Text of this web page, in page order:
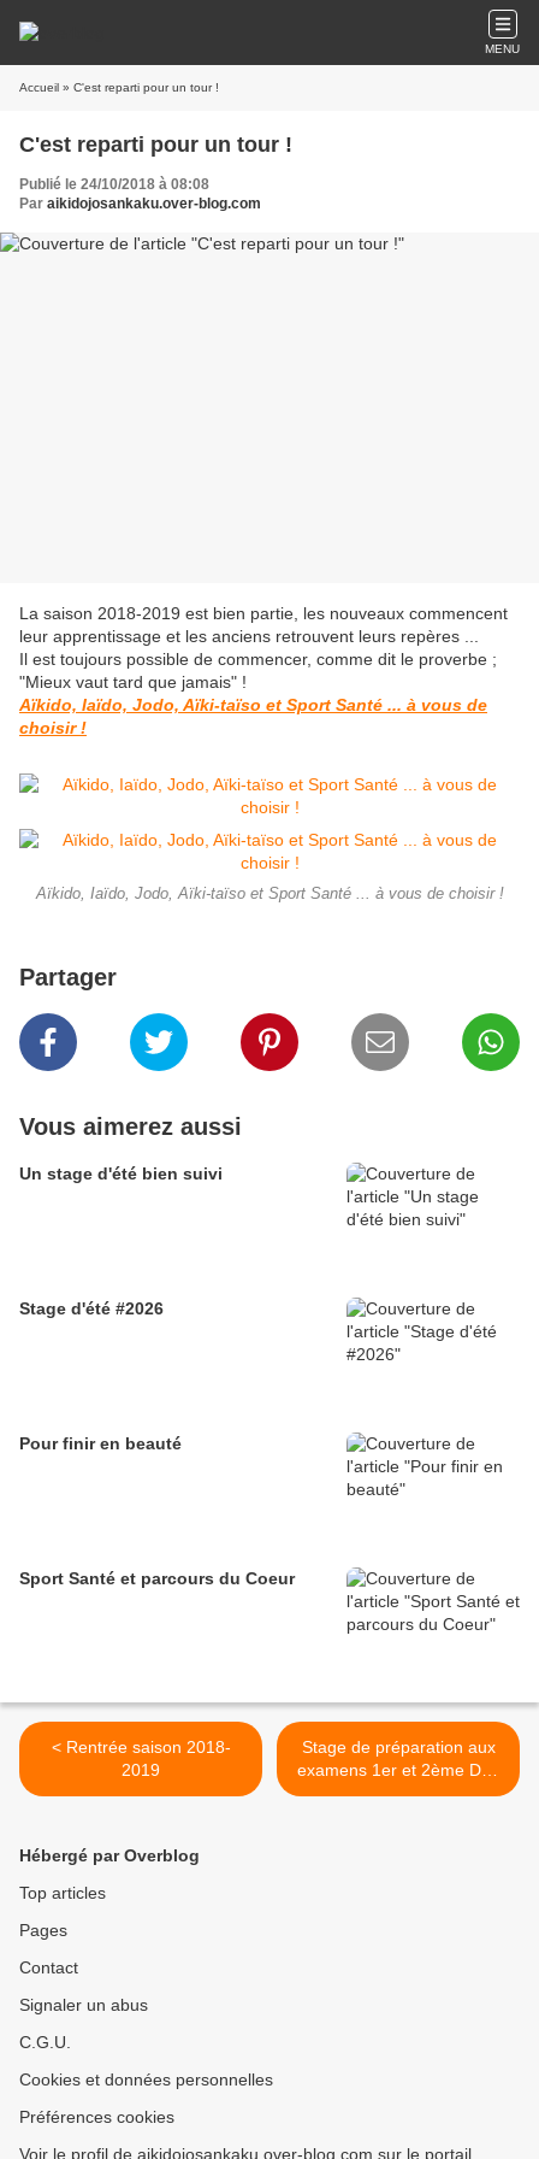
MENU
Accueil » C'est reparti pour un tour !
C'est reparti pour un tour !
Publié le 24/10/2018 à 08:08
Par aikidojosankaku.over-blog.com
La saison 2018-2019 est bien partie, les nouveaux commencent
leur apprentissage et les anciens retrouvent leurs repères ...
Il est toujours possible de commencer, comme dit le proverbe ;
"Mieux vaut tard que jamais" !
Aïkido, Iaïdo, Jodo, Aïki-taïso et Sport Santé ... à vous de
choisir !
Aïkido, Iaïdo, Jodo, Aïki-taïso et Sport Santé ... à vous de choisir !
Partager
Vous aimerez aussi
Un stage d'été bien suivi
Stage d'été #2026
Pour finir en beauté
Sport Santé et parcours du Coeur
< Rentrée saison 2018-
2019
Stage de préparation aux
examens 1er et 2ème Dan
>
Hébergé par Overblog
Top articles
Pages
Contact
Signaler un abus
C.G.U.
Cookies et données personnelles
Préférences cookies
Voir le profil de aikidojosankaku.over-blog.com sur le portail